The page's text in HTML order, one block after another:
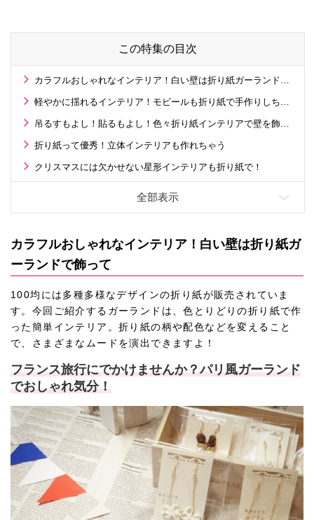
この特集の目次
カラフルおしゃれなインテリア！白い壁は折り紙ガーランドで飾って
軽やかに揺れるインテリア！モビールも折り紙で手作りしちゃお
吊るすもよし！貼るもよし！色々折り紙インテリアで壁を飾って
折り紙って優秀！立体インテリアも作れちゃう
クリスマスには欠かせない星形インテリアも折り紙で！
カラフルおしゃれなインテリア！白い壁は折り紙ガ
ーランドで飾って
100均には多種多様なデザインの折り紙が販売されていま
す。今回ご紹介するガーランドは、色とりどりの折り紙で作
った簡単インテリア。折り紙の柄や配色などを変えること
で、さまざまなムードを演出できますよ！
フランス旅行にでかけませんか？パリ風ガーランド
でおしゃれ気分！